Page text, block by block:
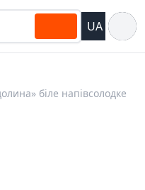
UA
біле напівсолодке